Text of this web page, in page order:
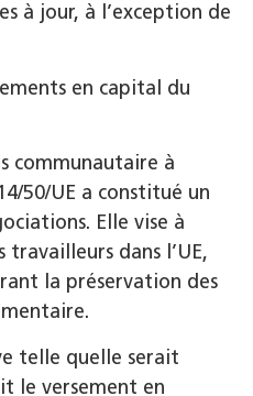
à jour, à l’exception de
en capital du
communautaire à
50/UE a constitué un
Elle vise à
dans l’UE,
la préservation des
telle quelle serait
le versement en